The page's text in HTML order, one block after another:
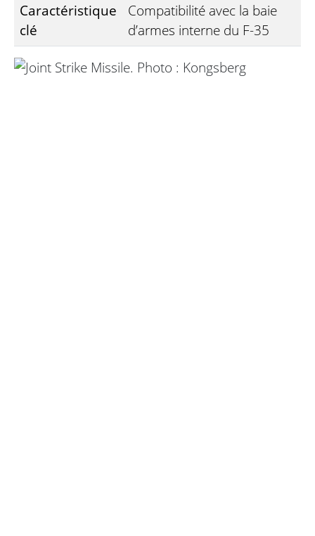
Caractéristique
clé
Compatibilité avec la baie
d’armes interne du F-35